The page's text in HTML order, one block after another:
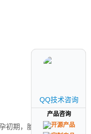
初期，胎儿发育
QQ技术咨询
产品咨询
QQ技术咨询
产品咨询